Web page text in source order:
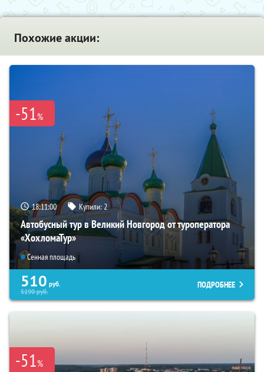
Похожие акции:
-51%
18:10:58 Купили:2
Автобусный тур в Великий Новгород от туроператора
«ХохломаТур»
Сенная площадь
510 руб.
5190руб.
ПОДРОБНЕЕ
-51%